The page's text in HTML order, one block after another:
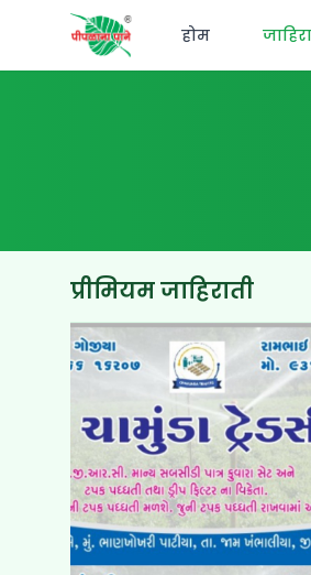
होम
प्रीमियम जाहिराती